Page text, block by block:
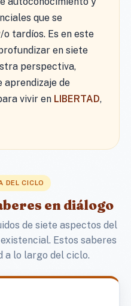
que se
tardíos. Es en este
en siete
perspectiva,
aprendizaje de
vivir en LIBERTAD,
DEL CICLO
en diálogo
de siete aspectos del
Estos saberes
a lo largo del ciclo.